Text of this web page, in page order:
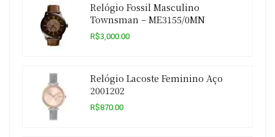
Relógio Fossil Masculino
Townsman – ME3155/0MN
R$3,000.00
Relógio Lacoste Feminino Aço
2001202
R$870.00